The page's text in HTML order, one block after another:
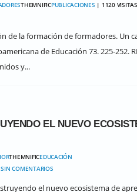
THEMNIFICPUBLICACIONES | 1120
de la formación de formadores. Un
de Educación 73. 225-252.
y...
EL NUEVO
THEMNIFICEDUCACIÓN
SIN COMENTARIOS
el nuevo ecosistema de